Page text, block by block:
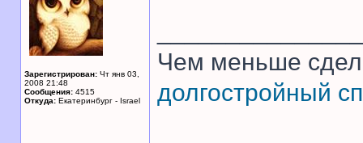
Зарегистрирован: Чт янв 03,
2008 21:48
Сообщения: 4515
Откуда: Екатеринбург - Israel
Чем меньше
долгостройный